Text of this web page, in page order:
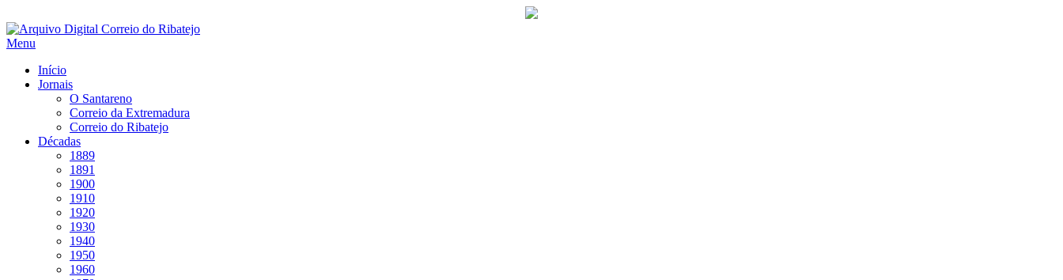
Saltar
para
Menu
Início
Jornais
O Santareno
Correio da Extremadura
Correio do Ribatejo
Décadas
1889
1891
1900
1910
1920
1930
1940
1950
1960